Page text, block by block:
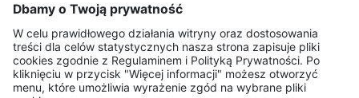
E-SKLEP
PUNKTY POBRAŃ
KONSULTACJE ONLINE
PORADNIE GENETYCZNE
BAZA WIEDZY